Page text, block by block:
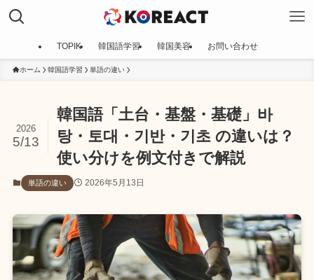
TOPIK 韓国語学習 韓国美容 お問い合わせ
ホーム 韓国語学習 単語の違い
韓国語「土台・基盤・基礎」바
탕・토대・기반・기초 の違いは？
使い分けを例文付きで解説
2026
5/13
単語の違い 2026年5月13日